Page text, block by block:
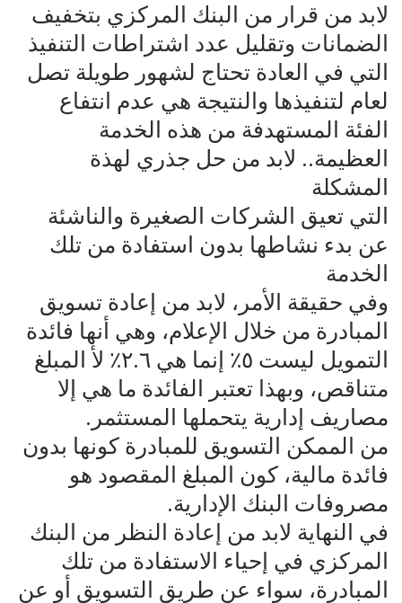
لابد من قرار من البنك المركزي بتخفيف
الضمانات وتقليل عدد اشتراطات التنفيذ
التي في العادة تحتاج لشهور طويلة تصل
لعام لتنفيذها والنتيجة هي عدم انتفاع
الفئة المستهدفة من هذه الخدمة
العظيمة.. لابد من حل جذري لهذة
المشكلة
التي تعيق الشركات الصغيرة والناشئة
عن بدء نشاطها بدون استفادة من تلك
الخدمة
وفي حقيقة الأمر، لابد من إعادة تسويق
المبادرة من خلال الإعلام، وهي أنها فائدة
التمويل ليست ٥٪؜ إنما هي ٢.٦٪؜ لأ المبلغ
متناقص، وبهذا تعتبر الفائدة ما هي إلا
مصاريف إدارية يتحملها المستثمر.
من الممكن التسويق للمبادرة كونها بدون
فائدة مالية، كون المبلغ المقصود هو
مصروفات البنك الإدارية.
في النهاية لابد من إعادة النظر من البنك
المركزي في إحياء الاستفادة من تلك
المبادرة، سواء عن طريق التسويق أو عن